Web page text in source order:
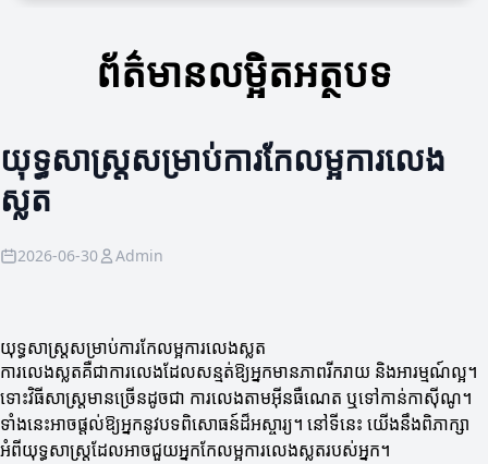
ព័ត៌មានលម្អិតអត្ថបទ
យុទ្ធសាស្ត្រសម្រាប់ការកែលម្អការលេង
ស្លត
2026-06-30 Admin
យុទ្ធសាស្ត្រសម្រាប់ការកែលម្អការលេងស្លត
ការលេងស្លតគឺជាការលេងដែលសន្មត់ឱ្យអ្នកមានភាពរីករាយ និងអារម្មណ៍ល្អ។
ទោះវិធីសាស្ត្រមានច្រើនដូចជា ការលេងតាមអ៊ីនធឺណេត ឬទៅកាន់កាស៊ីណូ។
ទាំងនេះអាចផ្តល់ឱ្យអ្នកនូវបទពិសោធន៍ដ៏អស្ចារ្យ។ នៅទីនេះ យើងនឹងពិភាក្សា
អំពីយុទ្ធសាស្ត្រដែលអាចជួយអ្នកកែលម្អការលេងស្លតរបស់អ្នក។